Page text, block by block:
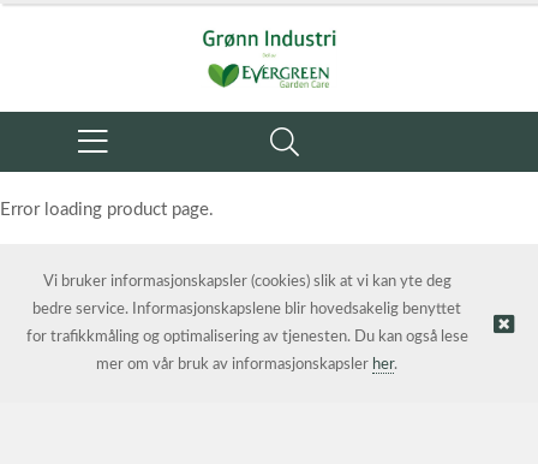
Error loading product page.
© Grønn Industri AS | Nettbutikk levert avKréatif AS
Vi bruker informasjonskapsler (cookies) slik at vi kan yte deg
bedre service. Informasjonskapslene blir hovedsakelig benyttet
for trafikkmåling og optimalisering av tjenesten. Du kan også lese
mer om vår bruk av informasjonskapsler her.